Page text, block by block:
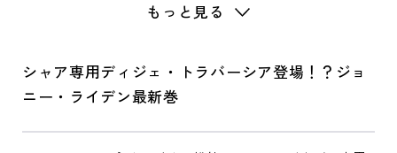
もっと見る
シャア専用ディジェ・トラバーシア登場！？ジョ
ニー・ライデン最新巻